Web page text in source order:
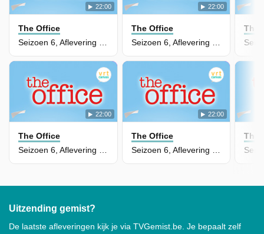
22:00
The Office
Seizoen 6, Aflevering 14 - The Banker
22:00
The Office
Seizoen 6, Aflevering 13 - Secret Santa
22:00
The Office
22:00
The Office
The
The
Uitzending gemist?
De laatste afleveringen kijk je via TVGemist.be. Je bepaalt zelf